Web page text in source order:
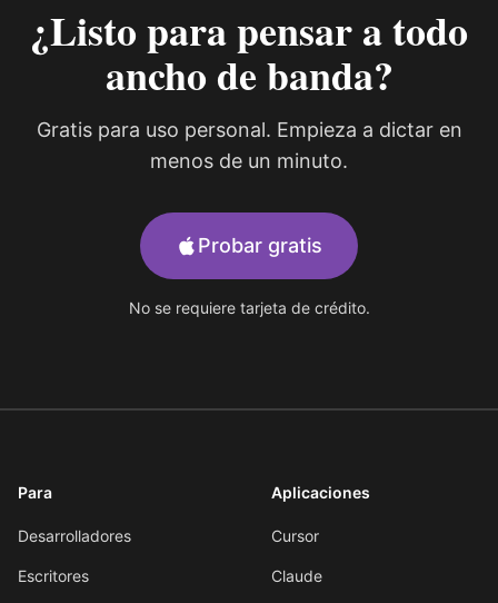
¿Listo para pensar a todo
ancho de banda?
Gratis para uso personal. Empieza a dictar en
menos de un minuto.
Probar gratis
No se requiere tarjeta de crédito.
Para
Desarrolladores
Escritores
Aplicaciones
Cursor
Claude